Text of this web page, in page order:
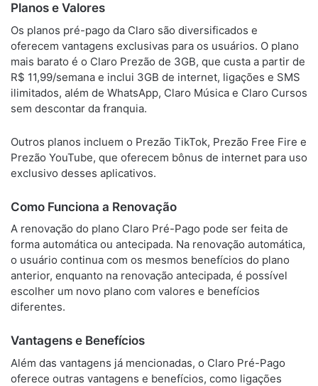
Planos e Valores
Os planos pré-pago da Claro são diversificados e
oferecem vantagens exclusivas para os usuários. O plano
mais barato é o Claro Prezão de 3GB, que custa a partir de
R$ 11,99/semana e inclui 3GB de internet, ligações e SMS
ilimitados, além de WhatsApp, Claro Música e Claro Cursos
sem descontar da franquia.
Outros planos incluem o Prezão TikTok, Prezão Free Fire e
Prezão YouTube, que oferecem bônus de internet para uso
exclusivo desses aplicativos.
Como Funciona a Renovação
A renovação do plano Claro Pré-Pago pode ser feita de
forma automática ou antecipada. Na renovação automática,
o usuário continua com os mesmos benefícios do plano
anterior, enquanto na renovação antecipada, é possível
escolher um novo plano com valores e benefícios
diferentes.
Vantagens e Benefícios
Além das vantagens já mencionadas, o Claro Pré-Pago
oferece outras vantagens e benefícios, como ligações